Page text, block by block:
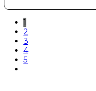
1
2
3
4
5